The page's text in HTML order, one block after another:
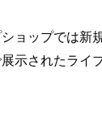
ョップでは新
示されたライ